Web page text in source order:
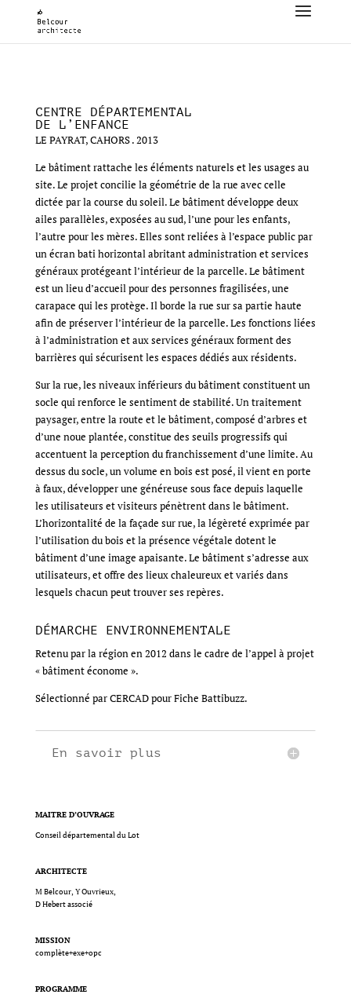
CENTRE DÉPARTEMENTAL
DE L’ENFANCE
LE PAYRAT, CAHORS . 2013
Le bâtiment rattache les éléments naturels et les usages au
site. Le projet concilie la géométrie de la rue avec celle
dictée par la course du soleil. Le bâtiment développe deux
ailes parallèles, exposées au sud, l’une pour les enfants,
l’autre pour les mères. Elles sont reliées à l’espace public par
un écran bati horizontal abritant administration et services
généraux protégeant l’intérieur de la parcelle. Le bâtiment
est un lieu d’accueil pour des personnes fragilisées, une
carapace qui les protège. Il borde la rue sur sa partie haute
afin de préserver l’intérieur de la parcelle. Les fonctions liées
à l’administration et aux services généraux forment des
barrières qui sécurisent les espaces dédiés aux résidents.
Sur la rue, les niveaux inférieurs du bâtiment constituent un
socle qui renforce le sentiment de stabilité. Un traitement
paysager, entre la route et le bâtiment, composé d’arbres et
d’une noue plantée, constitue des seuils progressifs qui
accentuent la perception du franchissement d’une limite. Au
dessus du socle, un volume en bois est posé, il vient en porte
à faux, développer une généreuse sous face depuis laquelle
les utilisateurs et visiteurs pénètrent dans le bâtiment.
L’horizontalité de la façade sur rue, la légèreté exprimée par
l’utilisation du bois et la présence végétale dotent le
bâtiment d’une image apaisante. Le bâtiment s’adresse aux
utilisateurs, et offre des lieux chaleureux et variés dans
lesquels chacun peut trouver ses repères.
DÉMARCHE ENVIRONNEMENTALE
Retenu par la région en 2012 dans le cadre de l’appel à projet
« bâtiment économe ».
Sélectionné par CERCAD pour Fiche Battibuzz.
En savoir plus
MAITRE D’OUVRAGE
Conseil départemental du Lot
ARCHITECTE
M Belcour, Y Ouvrieux,
D Hebert associé
MISSION
complète+exe+opc
PROGRAMME